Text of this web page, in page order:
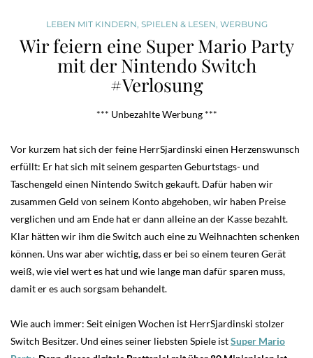
LEBEN MIT KINDERN, SPIELEN & LESEN, WERBUNG
Wir feiern eine Super Mario Party
mit der Nintendo Switch
#Verlosung
*** Unbezahlte Werbung ***
Vor kurzem hat sich der feine HerrSjardinski einen Herzenswunsch
erfüllt: Er hat sich mit seinem gesparten Geburtstags- und
Taschengeld einen Nintendo Switch gekauft. Dafür haben wir
zusammen Geld von seinem Konto abgehoben, wir haben Preise
verglichen und am Ende hat er dann alleine an der Kasse bezahlt.
Klar hätten wir ihm die Switch auch eine zu Weihnachten schenken
können. Uns war aber wichtig, dass er bei so einem teuren Gerät
weiß, wie viel wert es hat und wie lange man dafür sparen muss,
damit er es auch sorgsam behandelt.
Wie auch immer: Seit einigen Wochen ist HerrSjardinski stolzer
Switch Besitzer. Und eines seiner liebsten Spiele istSuper Mario